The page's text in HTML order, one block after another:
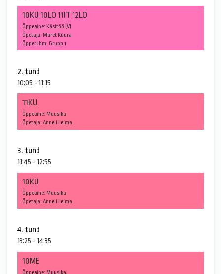
10KU 10LO 11IT 12LO
Õppeaine: Käsitöö (V)
Õpetaja: Maret Kuura
Õpperühm: Grupp 1
2. tund
10:05 - 11:15
11KU
Õppeaine: Muusika
Õpetaja: Anneli Leima
3. tund
11:45 - 12:55
10KU
Õppeaine: Muusika
Õpetaja: Anneli Leima
4. tund
13:25 - 14:35
10ME
Õppeaine: Muusika